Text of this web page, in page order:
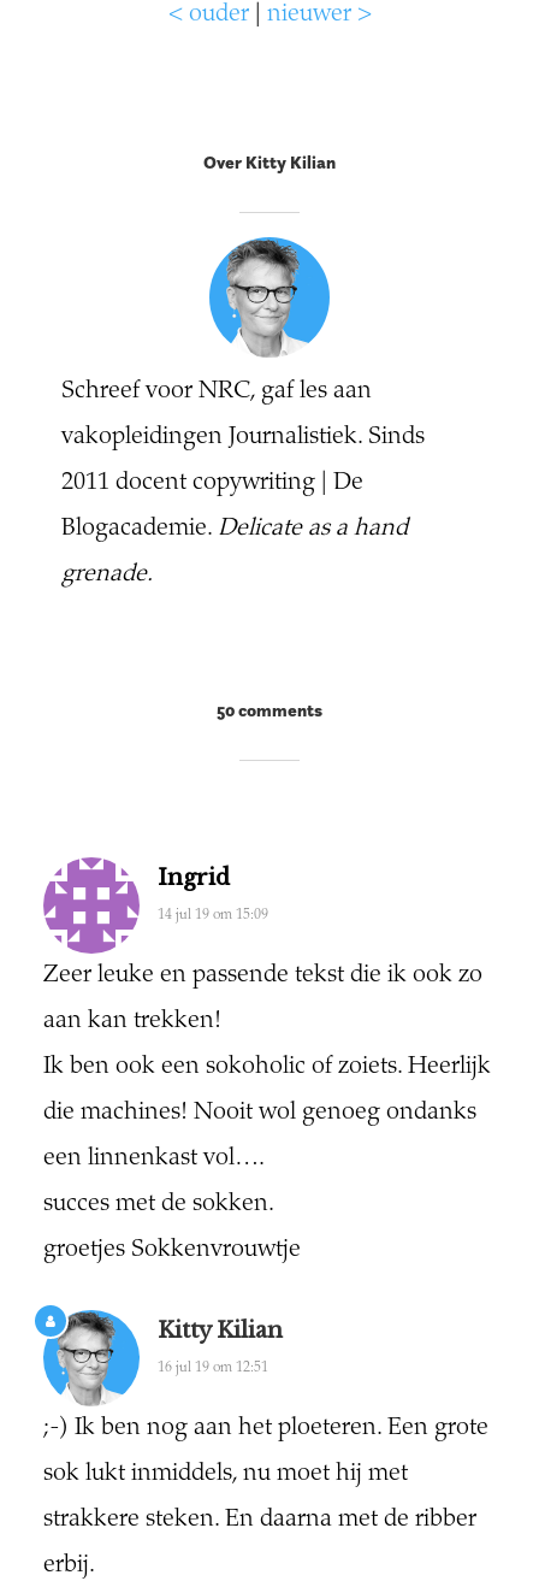
< ouder| nieuwer >
Over Kitty Kilian
Schreef voor NRC, gaf les aan
vakopleidingen Journalistiek. Sinds
2011 docent copywriting | De
Blogacademie. Delicate as a hand
grenade.
50 comments
Ingrid
14 jul 19 om 15:09
Zeer leuke en passende tekst die ik ook zo
aan kan trekken!
Ik ben ook een sokoholic of zoiets. Heerlijk
die machines! Nooit wol genoeg ondanks
een linnenkast vol….
succes met de sokken.
groetjes Sokkenvrouwtje
Kitty Kilian
16 jul 19 om 12:51
;-) Ik ben nog aan het ploeteren. Een grote
sok lukt inmiddels, nu moet hij met
strakkere steken. En daarna met de ribber
erbij.